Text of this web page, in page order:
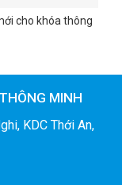
cho khóa thông
MINH
KDC Thới An,